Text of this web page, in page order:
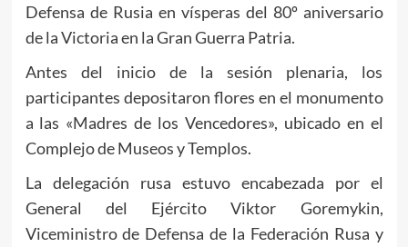
Defensa de Rusia en vísperas del 80º aniversario
de la Victoria en la Gran Guerra Patria.
Antes del inicio de la sesión plenaria, los
participantes depositaron flores en el monumento
a las «Madres de los Vencedores», ubicado en el
Complejo de Museos y Templos.
La delegación rusa estuvo encabezada por el
General del Ejército Viktor Goremykin,
Viceministro de Defensa de la Federación Rusa y